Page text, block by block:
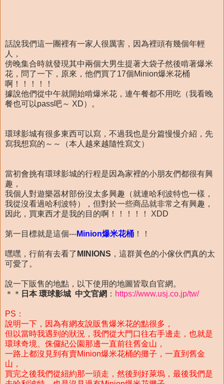
話說我們這一團裡有一家人很厲害，因為裡頭有幾個年輕
人，
傍晚集合時就發現其中兩個大男生提著大袋子然後啃著爆米
花，問了一下，原來，他們買了17個Minion爆米花桶
啊！！！！！
據說他們從中午就開始啃爆米花，連午餐都不用吃（我看晚
餐也可以pass吧～ XD）。
環球影城有很多東西可以寫，不過我也是分篇慢慢介紹，先
寫我想寫的～～（本人越來越隨性寫文）
當初會挑有環球影城的行程是因為家裡的小朋友們都很有興
趣，
我個人對遊樂器材部份沒太多興趣（就連哈利波特也一樣，
我從沒看過哈利波特），但對於一些商品就非常之有興趣，
因此，買東西才是我的目的啊！！！！！ XDD
第一目標就是這個---Minion爆米花桶 ！！
嘿嘿，行前有去看了 MINIONS ，這群黃色的小傢伙們真的太
可愛了。
說一下販售的地點，以下使用的地圖皆取自官網。
＊＊ 日本 環球影城 中文官網 ： https://www.usj.co.jp/tw/
PS：
說明一下，因為有網友說販售爆米花的點很多，
但以當時我遇到的狀況，我們從大門口往右手邊走，也就是
環球奇境、侏儸紀公園那邊一直前往舊金山，
一路上都沒見到有賣Minion爆米花桶的攤子，一直到舊金
山，
買完之後我們從紐約那一頭走，然後到好萊塢，最後我們是